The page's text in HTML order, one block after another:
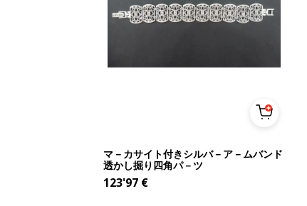
マ－カサイト付きシルバ－ア－ムバンド
透かし掘り四角パ－ツ
123'97€